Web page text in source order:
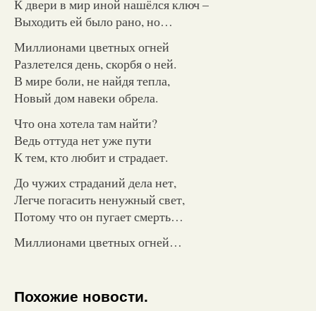
К двери в мир иной нашёлся ключ –
Выходить ей было рано, но…
Миллионами цветных огней
Разлетелся день, скорбя о ней.
В мире боли, не найдя тепла,
Новый дом навеки обрела.
Что она хотела там найти?
Ведь оттуда нет уже пути
К тем, кто любит и страдает.
До чужих страданий дела нет,
Легче погасить ненужный свет,
Потому что он пугает смерть…
Миллионами цветных огней…
Похожие новости.